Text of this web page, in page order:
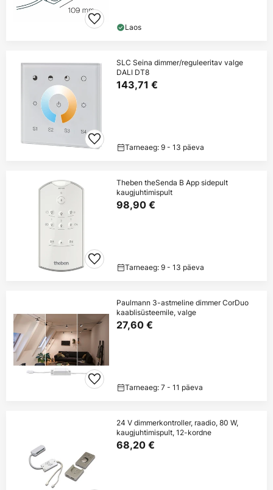
Laos
SLC Seina dimmer/reguleeritav valge
DALI DT8
143,71 €
Tarneaeg: 9 - 13 päeva
Theben theSenda B App sidepult
kaugjuhtimispult
98,90 €
Tarneaeg: 9 - 13 päeva
Paulmann 3-astmeline dimmer CorDuo
kaablisüsteemile, valge
27,60 €
Tarneaeg: 7 - 11 päeva
24 V dimmerkontroller, raadio, 80 W,
kaugjuhtimispult, 12-kordne
68,20 €